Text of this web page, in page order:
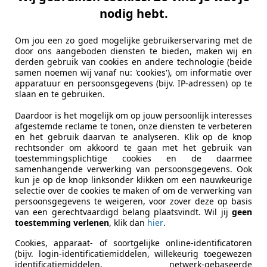
nodig hebt.
Om jou een zo goed mogelijke gebruikerservaring met de
door ons aangeboden diensten te bieden, maken wij en
derden gebruik van cookies en andere technologie (beide
samen noemen wij vanaf nu: 'cookies'), om informatie over
apparatuur en persoonsgegevens (bijv. IP-adressen) op te
slaan en te gebruiken.
Daardoor is het mogelijk om op jouw persoonlijk interesses
afgestemde reclame te tonen, onze diensten te verbeteren
en het gebruik daarvan te analyseren. Klik op de knop
rechtsonder om akkoord te gaan met het gebruik van
toestemmingsplichtige cookies en de daarmee
samenhangende verwerking van persoonsgegevens. Ook
kun je op de knop linksonder klikken om een nauwkeurige
selectie over de cookies te maken of om de verwerking van
persoonsgegevens te weigeren, voor zover deze op basis
van een gerechtvaardigd belang plaatsvindt. Wil jij geen
toestemming verlenen, klik dan hier.
Cookies, apparaat- of soortgelijke online-identificatoren
(bijv. login-identificatiemiddelen, willekeurig toegewezen
identificatiemiddelen, netwerk-gebaseerde